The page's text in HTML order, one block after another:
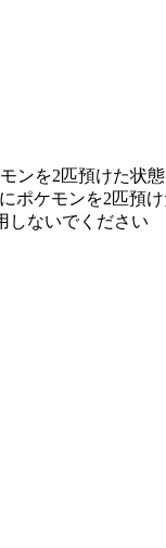
ンを2匹預けた状
ポケモンを2匹預
しないでください